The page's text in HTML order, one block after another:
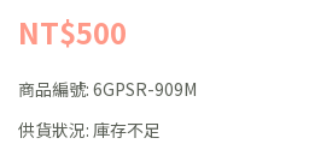
NT$500
商品編號: 6GPSR-909M
供貨狀況: 庫存不足